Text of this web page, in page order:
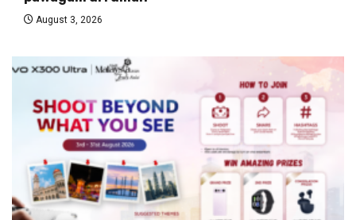
August 3, 2026